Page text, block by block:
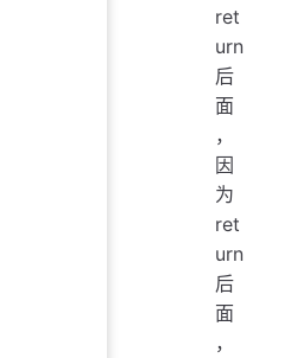
ret
urn
后
面
，
因
为
ret
urn
后
面
，